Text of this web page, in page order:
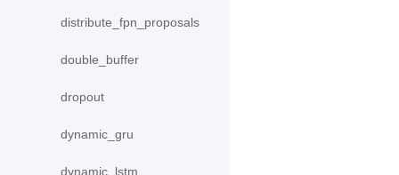
distribute_fpn_proposals
double_buffer
dropout
dynamic_gru
dynamic_lstm